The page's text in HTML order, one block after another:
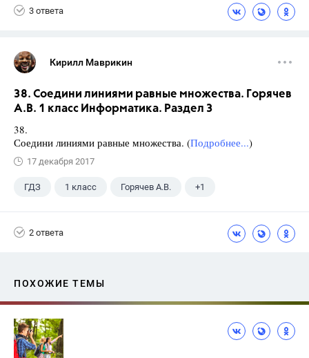
3 ответа
Кирилл Маврикин
38. Соедини линиями равные множества. Горячев
А.В. 1 класс Информатика. Раздел 3
38.
Соедини линиями равные множества. (Подробнее...)
17 декабря 2017
ГДЗ 1 класс Горячев А.В. +1
2 ответа
ПОХОЖИЕ ТЕМЫ